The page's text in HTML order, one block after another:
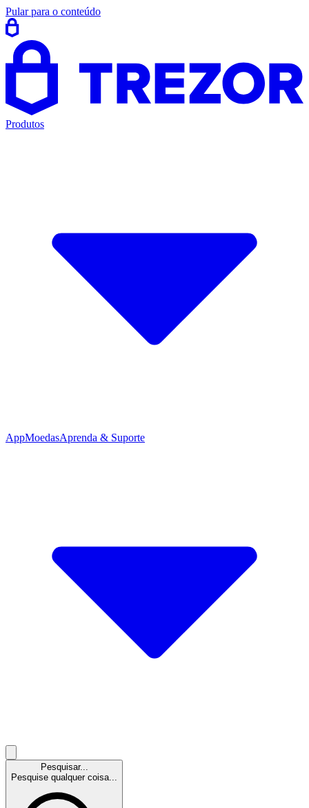
Pular para o conteúdo
Produtos
AppMoedasAprenda & Suporte
Pesquisar...
Pesquise qualquer coisa...